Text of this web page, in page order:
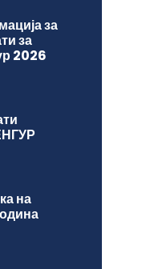
за
за
2026
на